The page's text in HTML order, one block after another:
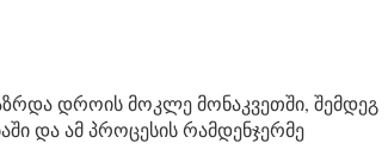
დროის მოკლე მონაკვეთში, შემდეგ
და ამ პროცესის რამდენჯერმე